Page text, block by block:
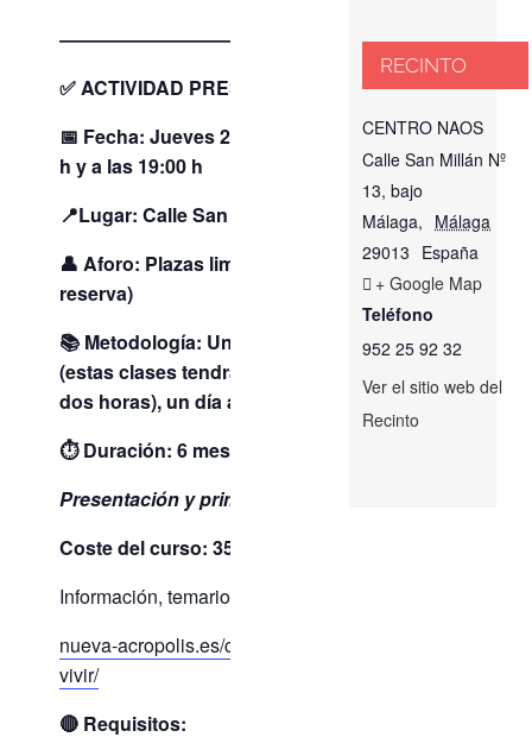
———————————————————–
✅ ACTIVIDAD PRESENCIAL
📅 Fecha: Jueves 22 de enero a las 11:30
h y a las 19:00 h
📍Lugar: Calle San Millán, 13 – Málaga
👤 Aforo: Plazas limitadas (se requiere
reserva)
📚 Metodología: Una clase por tema
(estas clases tendrán una duración de
dos horas), un día a la semana
⏱ Duración: 6 meses (50 horas)
Presentación y primera clase gratuita.
Coste del curso: 35 € al mes.
Información, temario e inscripciones:
nueva-acropolis.es/curso-de-filosofia-para-
vivir/
🔴 Requisitos:
RECINTO
CENTRO NAOS
Calle San Millán Nº
13, bajo
Málaga, Málaga
29013 España
+ Google Map
Teléfono
952 25 92 32
Ver el sitio web del
Recinto